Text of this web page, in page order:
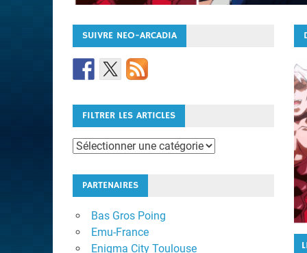
SUIVRE NEO-ARCADIA
FILTRER LES ARTICLES
Filtrer
articles
PARTENAIRES
Bas Gros Poing
Emu-France
Enigma City Toulouse